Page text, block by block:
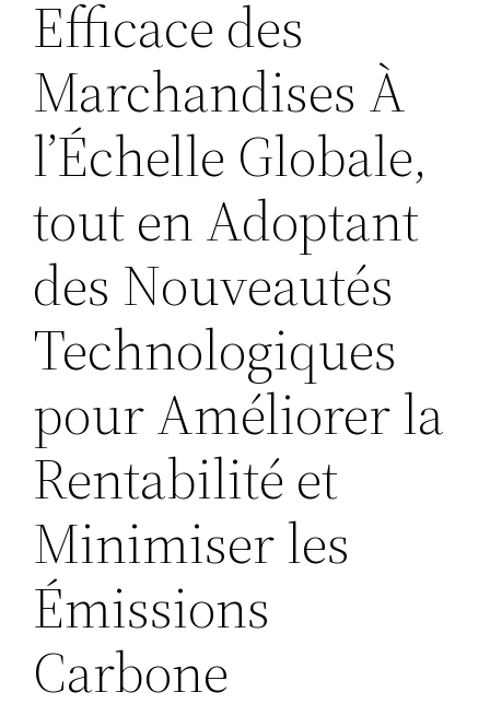
Efficace des
Marchandises À
l’Échelle Globale,
tout en Adoptant
des Nouveautés
Technologiques
pour Améliorer la
Rentabilité et
Minimiser les
Émissions
Carbone